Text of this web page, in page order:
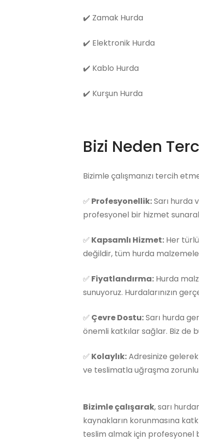
✔️ Zamak Hurda
✔️ Elektronik Hurda
✔️ Kablo Hurda
✔️ Kurşun Hurda
Bizi Neden
Bizimle çalışmanızı tercih
✅ Profesyonellik:Sarı hurda
profesyonel bir hizmet sunarak
✅ Kapsamlı Hizmet: Her
değildir, tüm hurda
✅ Fiyatlandırma: Hurda
sunuyoruz. Hurdalarınızın
✅ Çevre Dostu:Sarı hurda
önemli katkılar sağlar. Biz de
✅ Kolaylık:Adresinize gelerek
ve teslimatla uğraşma
Bizimle çalışarak, sarı
kaynakların korunmasına
teslim almak için profesyonel